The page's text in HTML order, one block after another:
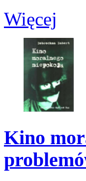
Więcej
Kino